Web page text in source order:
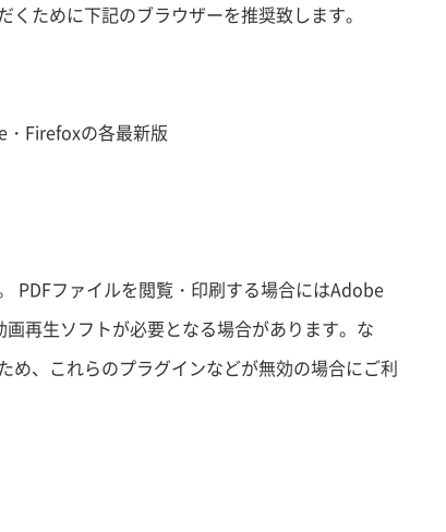
ために下記のブラウザーを推奨致します。
Firefoxの各最新版
PDFファイルを閲覧・印刷する場合にはAdobe
再生ソフトが必要となる場合があります。な
め、これらのプラグインなどが無効の場合にご利